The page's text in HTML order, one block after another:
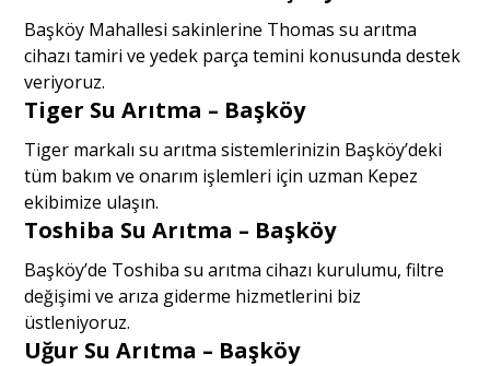
Başköy Mahallesi sakinlerine Thomas su arıtma
cihazı tamiri ve yedek parça temini konusunda destek
veriyoruz.
Tiger Su Arıtma – Başköy
Tiger markalı su arıtma sistemlerinizin Başköy’deki
tüm bakım ve onarım işlemleri için uzman Kepez
ekibimize ulaşın.
Toshiba Su Arıtma – Başköy
Başköy’de Toshiba su arıtma cihazı kurulumu, filtre
değişimi ve arıza giderme hizmetlerini biz
üstleniyoruz.
Uğur Su Arıtma – Başköy